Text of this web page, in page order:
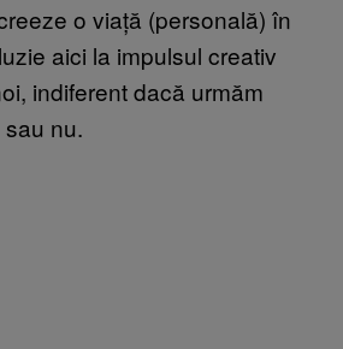
o viață (personală) în
aici la impulsul creativ
indiferent dacă urmăm
nu.